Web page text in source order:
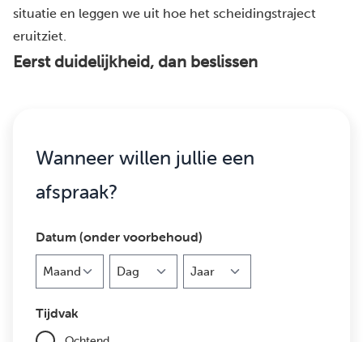
situatie en leggen we uit hoe het scheidingstraject
eruitziet.
Eerst duidelijkheid, dan beslissen
Wanneer willen jullie een
afspraak?
Datum (onder voorbehoud)
Tijdvak